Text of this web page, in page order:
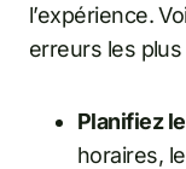
l’expérience.
erreurs les
Planifiez
horaires,